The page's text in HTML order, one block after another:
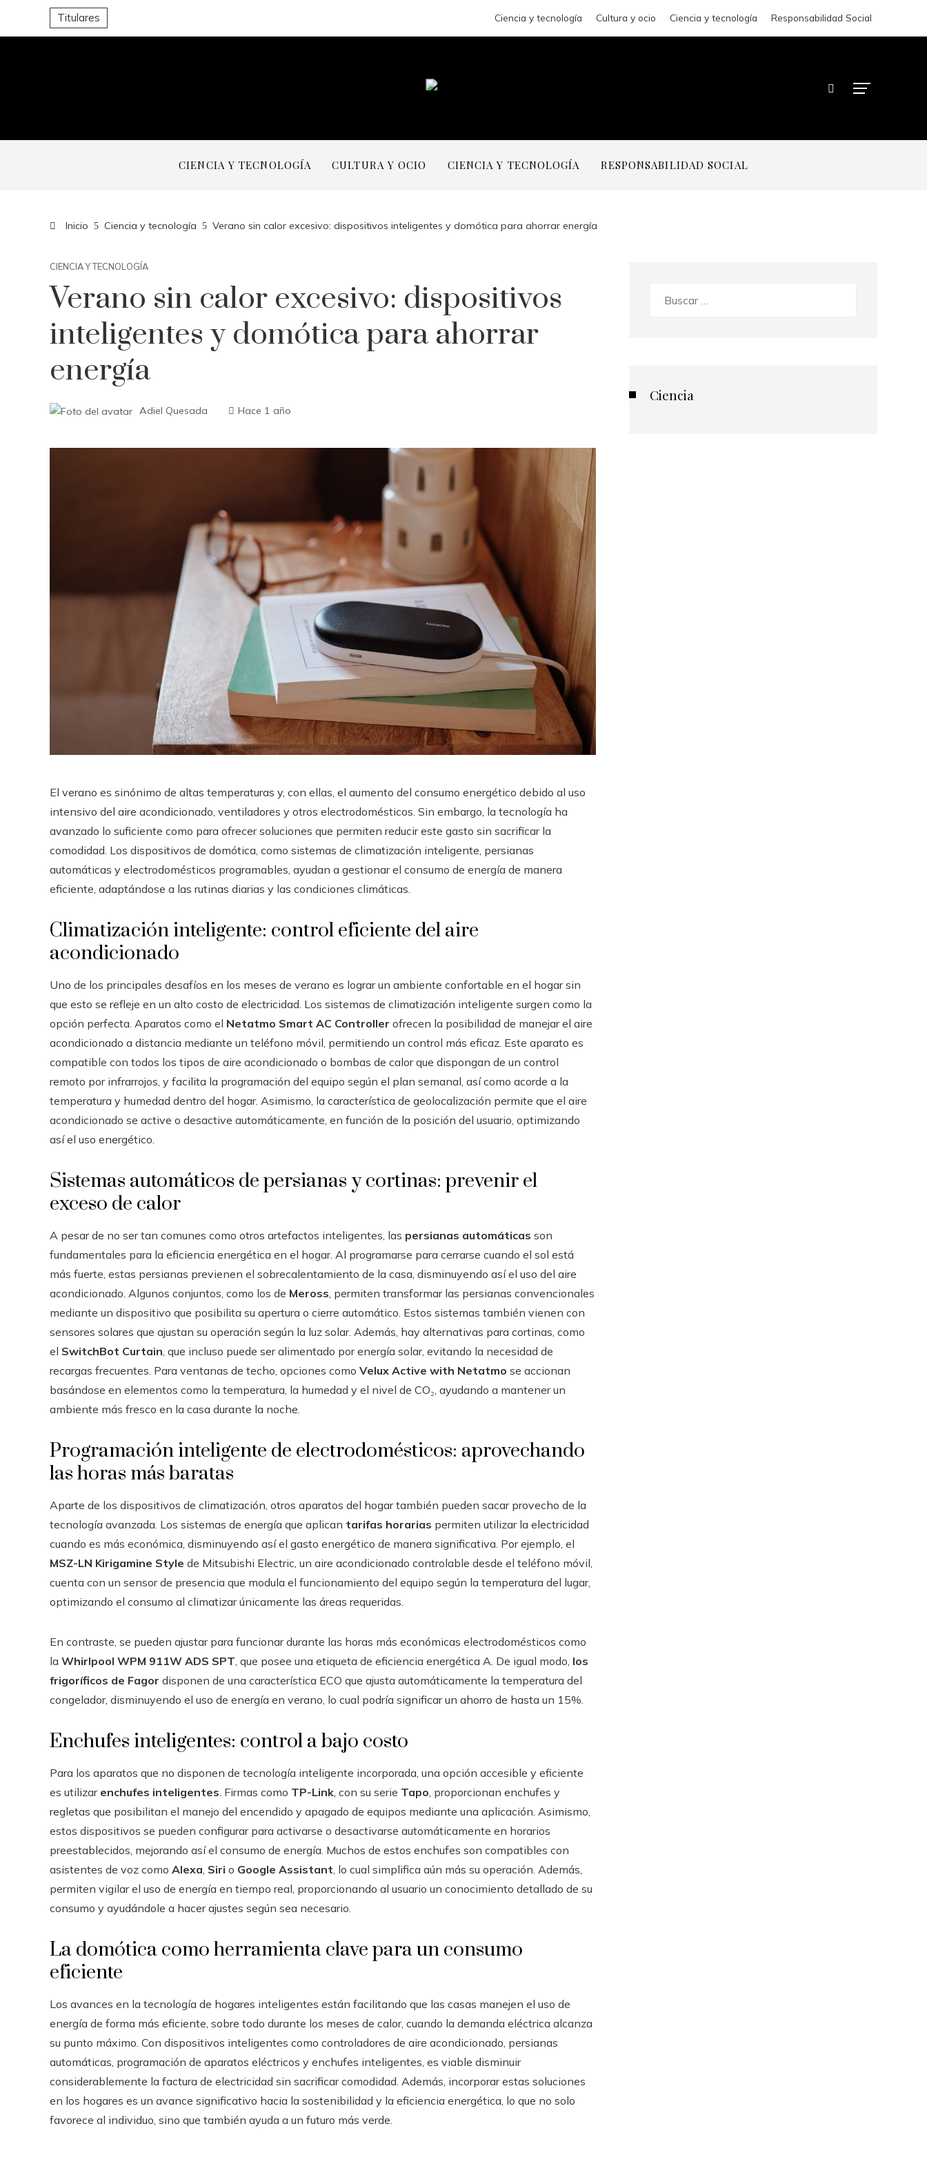
Titulares Ciencia y tecnología Cultura y ocio Ciencia y tecnología Responsabilidad Social
CIENCIA Y TECNOLOGÍA CULTURA Y OCIO CIENCIA Y TECNOLOGÍA RESPONSABILIDAD SOCIAL
Inicio Ciencia y tecnología Verano sin calor excesivo: dispositivos inteligentes y domótica para ahorrar energía
CIENCIA Y TECNOLOGÍA
Verano sin calor excesivo: dispositivos
inteligentes y domótica para ahorrar
energía
Adiel Quesada Hace 1 año
El verano es sinónimo de altas temperaturas y, con ellas, el aumento del consumo energético debido al uso
intensivo del aire acondicionado, ventiladores y otros electrodomésticos. Sin embargo, la tecnología ha
avanzado lo suficiente como para ofrecer soluciones que permiten reducir este gasto sin sacrificar la
comodidad. Los dispositivos de domótica, como sistemas de climatización inteligente, persianas
automáticas y electrodomésticos programables, ayudan a gestionar el consumo de energía de manera
eficiente, adaptándose a las rutinas diarias y las condiciones climáticas.
Climatización inteligente: control eficiente del aire
acondicionado
Uno de los principales desafíos en los meses de verano es lograr un ambiente confortable en el hogar sin
que esto se refleje en un alto costo de electricidad. Los sistemas de climatización inteligente surgen como la
opción perfecta. Aparatos como el Netatmo Smart AC Controller ofrecen la posibilidad de manejar el aire
acondicionado a distancia mediante un teléfono móvil, permitiendo un control más eficaz. Este aparato es
compatible con todos los tipos de aire acondicionado o bombas de calor que dispongan de un control
remoto por infrarrojos, y facilita la programación del equipo según el plan semanal, así como acorde a la
temperatura y humedad dentro del hogar. Asimismo, la característica de geolocalización permite que el aire
acondicionado se active o desactive automáticamente, en función de la posición del usuario, optimizando
así el uso energético.
Sistemas automáticos de persianas y cortinas: prevenir el
exceso de calor
A pesar de no ser tan comunes como otros artefactos inteligentes, las persianas automáticas son
fundamentales para la eficiencia energética en el hogar. Al programarse para cerrarse cuando el sol está
más fuerte, estas persianas previenen el sobrecalentamiento de la casa, disminuyendo así el uso del aire
acondicionado. Algunos conjuntos, como los de Meross, permiten transformar las persianas convencionales
mediante un dispositivo que posibilita su apertura o cierre automático. Estos sistemas también vienen con
sensores solares que ajustan su operación según la luz solar. Además, hay alternativas para cortinas, como
el SwitchBot Curtain, que incluso puede ser alimentado por energía solar, evitando la necesidad de
recargas frecuentes. Para ventanas de techo, opciones como Velux Active with Netatmo se accionan
basándose en elementos como la temperatura, la humedad y el nivel de CO₂, ayudando a mantener un
ambiente más fresco en la casa durante la noche.
Programación inteligente de electrodomésticos: aprovechando
las horas más baratas
Aparte de los dispositivos de climatización, otros aparatos del hogar también pueden sacar provecho de la
tecnología avanzada. Los sistemas de energía que aplican tarifas horarias permiten utilizar la electricidad
cuando es más económica, disminuyendo así el gasto energético de manera significativa. Por ejemplo, el
MSZ-LN Kirigamine Style de Mitsubishi Electric, un aire acondicionado controlable desde el teléfono móvil,
cuenta con un sensor de presencia que modula el funcionamiento del equipo según la temperatura del lugar,
optimizando el consumo al climatizar únicamente las áreas requeridas.
En contraste, se pueden ajustar para funcionar durante las horas más económicas electrodomésticos como
la Whirlpool WPM 911W ADS SPT, que posee una etiqueta de eficiencia energética A. De igual modo, los
frigoríficos de Fagor disponen de una característica ECO que ajusta automáticamente la temperatura del
congelador, disminuyendo el uso de energía en verano, lo cual podría significar un ahorro de hasta un 15%.
Enchufes inteligentes: control a bajo costo
Para los aparatos que no disponen de tecnología inteligente incorporada, una opción accesible y eficiente
es utilizar enchufes inteligentes. Firmas como TP-Link, con su serie Tapo, proporcionan enchufes y
regletas que posibilitan el manejo del encendido y apagado de equipos mediante una aplicación. Asimismo,
estos dispositivos se pueden configurar para activarse o desactivarse automáticamente en horarios
preestablecidos, mejorando así el consumo de energía. Muchos de estos enchufes son compatibles con
asistentes de voz como Alexa, Siri o Google Assistant, lo cual simplifica aún más su operación. Además,
permiten vigilar el uso de energía en tiempo real, proporcionando al usuario un conocimiento detallado de su
consumo y ayudándole a hacer ajustes según sea necesario.
La domótica como herramienta clave para un consumo
eficiente
Los avances en la tecnología de hogares inteligentes están facilitando que las casas manejen el uso de
energía de forma más eficiente, sobre todo durante los meses de calor, cuando la demanda eléctrica alcanza
su punto máximo. Con dispositivos inteligentes como controladores de aire acondicionado, persianas
automáticas, programación de aparatos eléctricos y enchufes inteligentes, es viable disminuir
considerablemente la factura de electricidad sin sacrificar comodidad. Además, incorporar estas soluciones
en los hogares es un avance significativo hacia la sostenibilidad y la eficiencia energética, lo que no solo
favorece al individuo, sino que también ayuda a un futuro más verde.
Ciencia